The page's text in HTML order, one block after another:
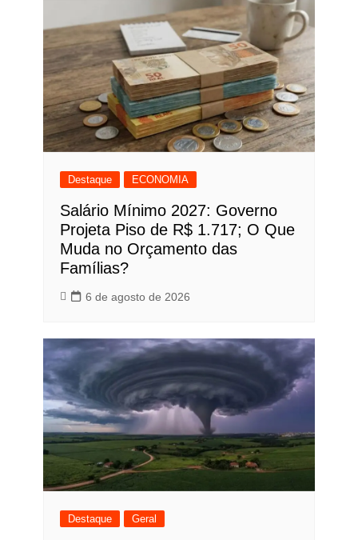
Destaque ECONOMIA
Salário Mínimo 2027: Governo
Projeta Piso de R$ 1.717; O Que
Muda no Orçamento das
Famílias?
6 de agosto de 2026
Destaque Geral